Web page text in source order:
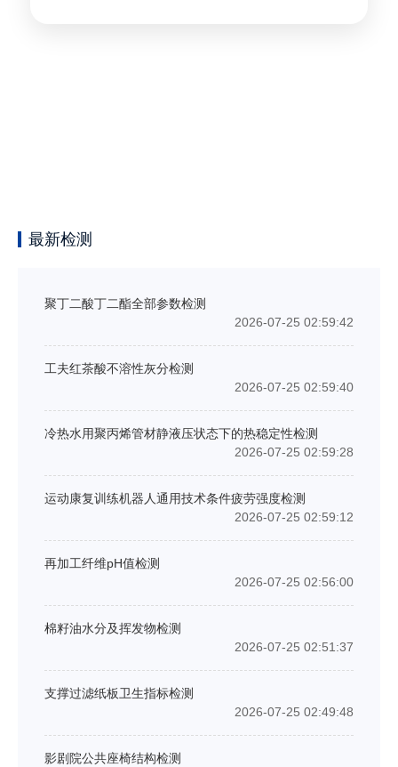
最新检测
聚丁二酸丁二酯全部参数检测
2026-07-25 02:59:42
工夫红茶酸不溶性灰分检测
2026-07-25 02:59:40
冷热水用聚丙烯管材静液压状态下的热稳定性检测
2026-07-25 02:59:28
运动康复训练机器人通用技术条件疲劳强度检测
2026-07-25 02:59:12
再加工纤维pH值检测
2026-07-25 02:56:00
棉籽油水分及挥发物检测
2026-07-25 02:51:37
支撑过滤纸板卫生指标检测
2026-07-25 02:49:48
影剧院公共座椅结构检测